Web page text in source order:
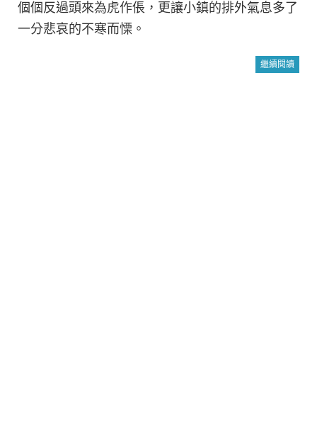
個個反過頭來為虎作倀，更讓小鎮的排外氣息多了
一分悲哀的不寒而慄。
繼續閱讀